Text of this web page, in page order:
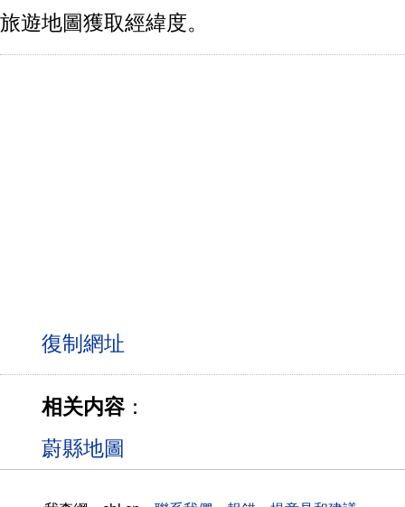
旅遊地圖獲取經緯度。
相关内容：
蔚縣地圖